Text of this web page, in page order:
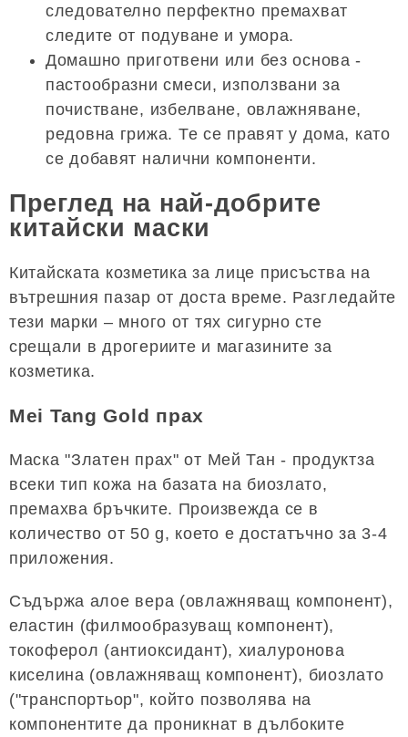
следователно перфектно премахват
следите от подуване и умора.
Домашно приготвени или без основа -
пастообразни смеси, използвани за
почистване, избелване, овлажняване,
редовна грижа. Те се правят у дома, като
се добавят налични компоненти.
Преглед на най-добрите
китайски маски
Китайската козметика за лице присъства на
вътрешния пазар от доста време. Разгледайте
тези марки – много от тях сигурно сте
срещали в дрогериите и магазините за
козметика.
Mei Tang Gold прах
Маска "Златен прах" от Мей Тан - продуктза
всеки тип кожа на базата на биозлато,
премахва бръчките. Произвежда се в
количество от 50 g, което е достатъчно за 3-4
приложения.
Съдържа алое вера (овлажняващ компонент),
еластин (филмообразуващ компонент),
токоферол (антиоксидант), хиалуронова
киселина (овлажняващ компонент), биозлато
("транспортьор", който позволява на
компонентите да проникнат в дълбоките